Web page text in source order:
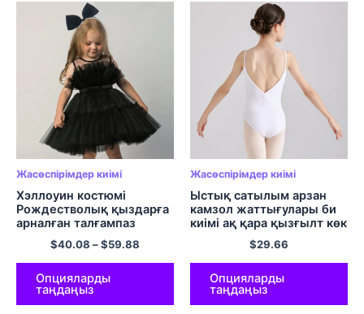
Жасөспірімдер киімі
Хэллоуин костюмі
Рождестволық қыздарға
арналған талғампаз
ханшайым көйлегі
сәбилерге арналған бал
көйлектері сәбилерге
арналған қыз балаларға
арналған көйлектері
Сәбилер үйлену тойы
$40.08 –$59.88
Опцияларды
таңдаңыз
Жасөспірімдер киімі
Ыстық сатылым арзан
камзол жаттығулары би
киімі ақ қара қызғылт көк
мақта нейлон спандекс
қыздар балалар балалар
балет лейтерлері
$29.66
Опцияларды
таңдаңыз